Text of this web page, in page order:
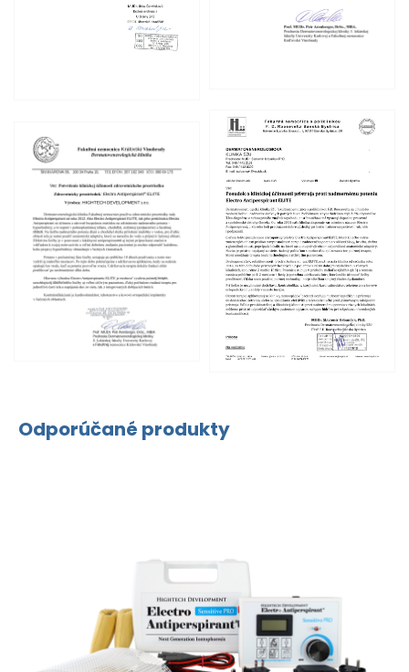
Odporúčané produkty